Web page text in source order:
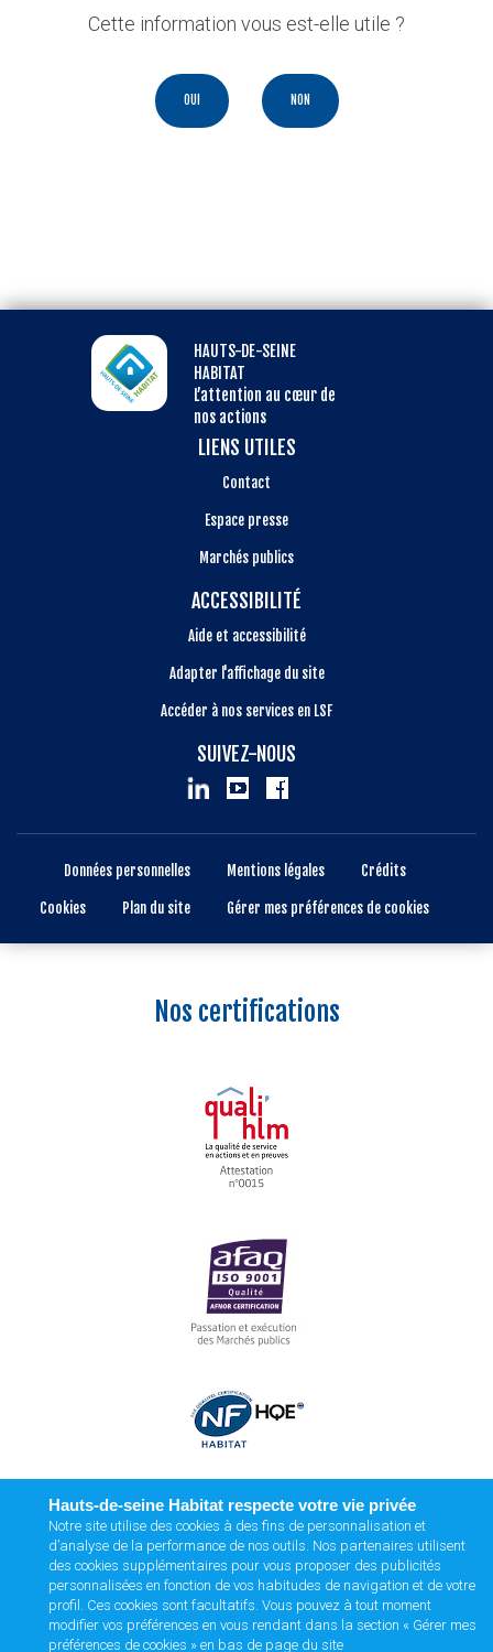
Cette information vous est-elle utile ?
OUI NON
HAUTS-DE-SEINE
HABITAT
L’attention au cœur de
nos actions
LIENS UTILES
Contact
Espace presse
Marchés publics
ACCESSIBILITÉ
Aide et accessibilité
Adapter l'affichage du site
Accéder à nos services en LSF
SUIVEZ-NOUS
Données personnelles Mentions légales Crédits
Cookies Plan du site Gérer mes préférences de cookies
Nos certifications
Hauts-de-seine Habitat respecte votre vie privée
Notre site utilise des cookies à des fins de personnalisation et
d’analyse de la performance de nos outils. Nos partenaires utilisent
des cookies supplémentaires pour vous proposer des publicités
personnalisées en fonction de vos habitudes de navigation et de votre
profil. Ces cookies sont facultatifs. Vous pouvez à tout moment
modifier vos préférences en vous rendant dans la section « Gérer mes
préférences de cookies » en bas de page du site